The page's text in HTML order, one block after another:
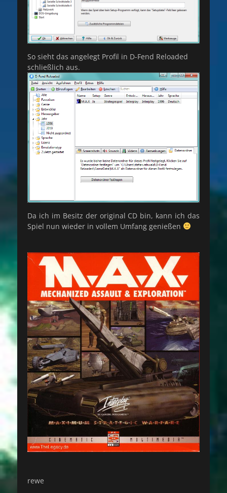
So sieht das angelegt Profil in D-Fend Reloaded
schließlich aus.
Da ich im Besitz der original CD bin, kann ich das
Spiel nun wieder in vollem Umfang genießen
rewe